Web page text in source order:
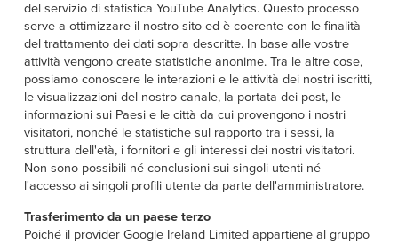
del servizio di statistica YouTube Analytics. Questo processo
serve a ottimizzare il nostro sito ed è coerente con le finalità
del trattamento dei dati sopra descritte. In base alle vostre
attività vengono create statistiche anonime. Tra le altre cose,
possiamo conoscere le interazioni e le attività dei nostri iscritti,
le visualizzazioni del nostro canale, la portata dei post, le
informazioni sui Paesi e le città da cui provengono i nostri
visitatori, nonché le statistiche sul rapporto tra i sessi, la
struttura dell'età, i fornitori e gli interessi dei nostri visitatori.
Non sono possibili né conclusioni sui singoli utenti né
l'accesso ai singoli profili utente da parte dell'amministratore.
Trasferimento da un paese terzo
Poiché il provider Google Ireland Limited appartiene al gruppo